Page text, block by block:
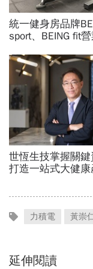
力積電 黃崇
延伸閱讀